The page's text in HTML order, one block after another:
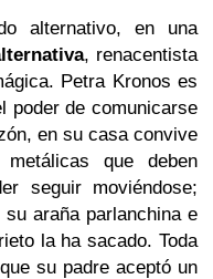
alternativo, en una
, renacentista
Petra Kronos es
poder de comunicarse
en su casa convive
que deben
seguir moviéndose;
araña parlanchina e
la ha sacado. Toda
su padre aceptó un